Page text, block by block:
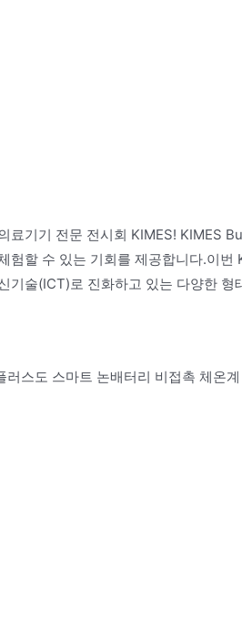
료기기 전문 전시회 KIMES! KIMES
험할 수 있는 기회를 제공합니다.이
기술(ICT)로 진화하고 있는 다양한
러스도 스마트 논배터리 비접촉 체온계